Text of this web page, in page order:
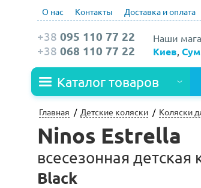
О нас Контакты Доставка и оплата
Наши
Киев
+38 095 110 77 22
+38 068 110 77 22
Каталог товаров
Главная Детские коляски Коляски
Ninos Estrella
всесезонная
Black